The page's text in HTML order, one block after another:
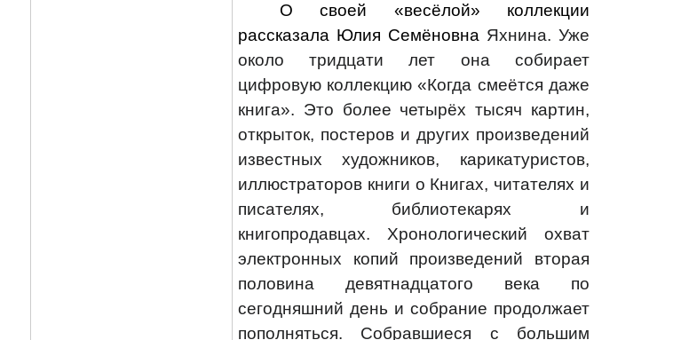
О своей «весёлой» коллекции
рассказала Юлия Семёновна Яхнина. Уже
около тридцати лет она собирает
цифровую коллекцию «Когда смеётся даже
книга». Это более четырёх тысяч картин,
открыток, постеров и других произведений
известных художников, карикатуристов,
иллюстраторов книги о Книгах, читателях и
писателях, библиотекарях и
книгопродавцах. Хронологический охват
электронных копий произведений вторая
половина девятнадцатого века по
сегодняшний день и собрание продолжает
пополняться. Собравшиеся с большим